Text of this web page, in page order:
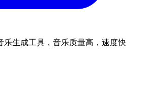
乐生成工具，音乐质量高，速度快